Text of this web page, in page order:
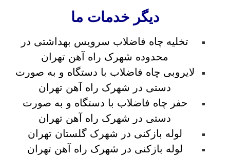
دیگر خدمات ما
تخلیه چاه فاضلاب سرویس بهداشتی در
محدوده شهرک راه آهن تهران
لایروبی چاه فاضلاب با دستگاه و به صورت
دستی در شهرک راه آهن تهران
حفر چاه فاضلاب با دستگاه و به صورت
دستی در شهرک راه آهن تهران
لوله بازکنی در شهرک گلستان تهران
لوله بازکنی در شهرک راه آهن تهران